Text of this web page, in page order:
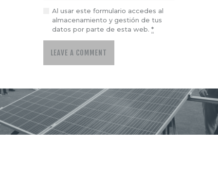
Al usar este formulario accedes al
almacenamiento y gestión de tus
datos por parte de esta web.*